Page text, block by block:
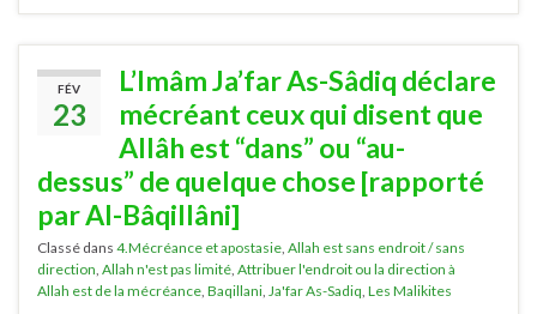
FÉV
23
L’Imâm Ja’far As-Sâdiq déclare
mécréant ceux qui disent que
Allâh est “dans” ou “au-
dessus” de quelque chose [rapporté
par Al-Bâqillâni]
Classé dans 4.Mécréance et apostasie Allah est sans endroit / sans
direction Allah n'est pas limité Attribuer l'endroit ou la direction à
Allah est de la mécréance Baqillani Ja'far As-Sadiq Les Malikites